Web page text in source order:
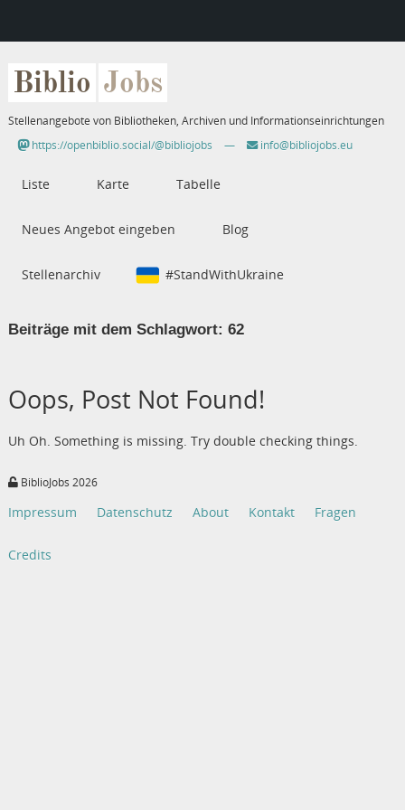
Biblio Jobs
Stellenangebote von Bibliotheken, Archiven und Informationseinrichtungen
https://openbiblio.social/@bibliojobs
— info@bibliojobs.eu
Liste Karte Tabelle
Neues Angebot eingeben Blog
Stellenarchiv #StandWithUkraine
Beiträge mit dem Schlagwort: 62
Oops, Post Not Found!
Uh Oh. Something is missing. Try double checking things.
BiblioJobs 2026
Impressum Datenschutz About Kontakt Fragen
Credits